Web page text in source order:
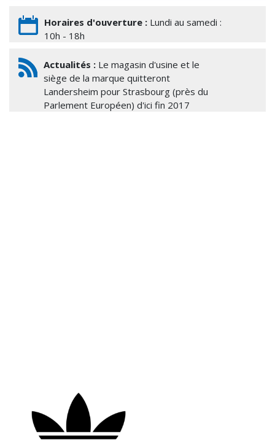
Horaires d'ouverture : Lundi au samedi :
10h - 18h
Actualités : Le magasin d'usine et le
siège de la marque quitteront
Landersheim pour Strasbourg (près du
Parlement Européen) d'ici fin 2017